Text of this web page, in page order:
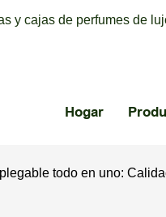
y cajas de perfumes de
Hogar
todo en uno: